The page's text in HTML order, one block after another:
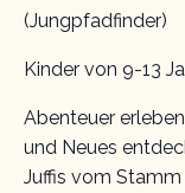
(Jungpfadfinder)
Kinder von 9-13
Abenteuer
und Neues
Juffis vom Stamm